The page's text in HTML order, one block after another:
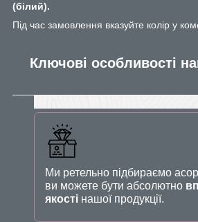
(білий).
Під час замовлення вказуйте колір у
Ключові особливості
Ми ретельно підбираємо
ви можете бути абсолютно
якості нашої продукції.